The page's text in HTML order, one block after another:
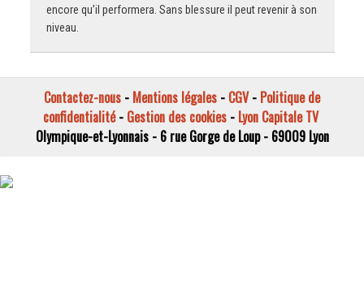
encore qu’il performera. Sans blessure il peut revenir à son
niveau.
Contactez-nous - Mentions légales - CGV- Politique de
confidentialité- Gestion des cookies- Lyon Capitale TV
Olympique-et-Lyonnais - 6 rue Gorge de Loup - 69009 Lyon